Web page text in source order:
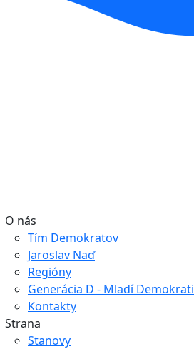
O nás
Tím Demokratov
Jaroslav Naď
Regióny
Generácia D - Mladí Demokrati
Kontakty
Strana
Stanovy